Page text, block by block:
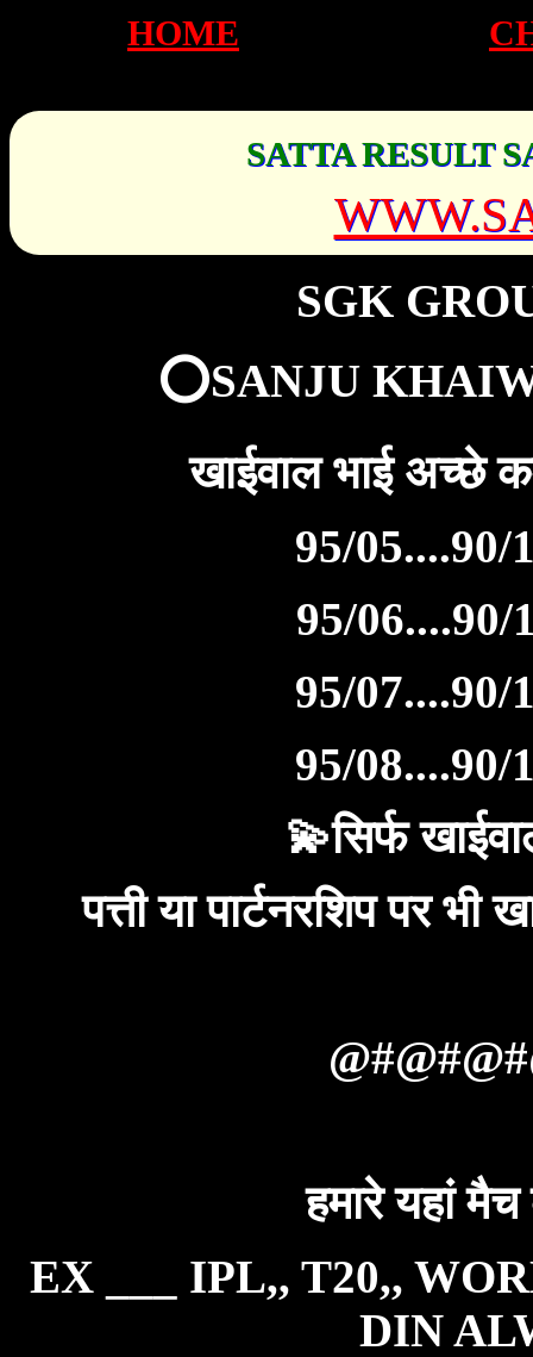
HOME
SATTA RESULT
SGK
⭕SANJU
खाईवाल भाई अच्छे
95/05....90/
95/06....90/
95/07....90/
95/08....90/
💫सिर्फ
पत्ती या पार्टनरशिप पर
हमारे यहां
EX ___ IPL,, T20,,
DIN